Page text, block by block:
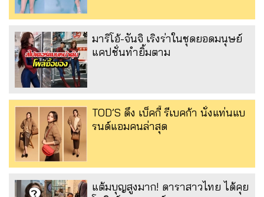
มาริโอ้-จันจิ เริงร่าในชุดยอดมนุษย์
แคปชั่นทำยิ้มตาม
TOD’S ดึง เบ็คกี้ รีเบคก้า นั่งแท่นแบ
รนด์แอมคนล่าสุด
แต้มบุญสูงมาก! ดาราสาวไทย ได้คุย